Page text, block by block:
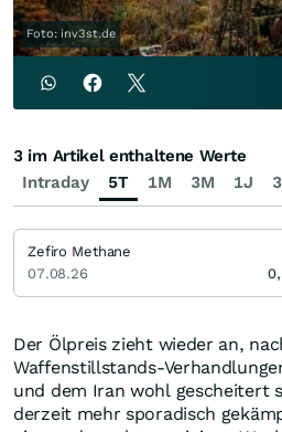
Foto: inv3st.de
Der Ölpreis zieht wieder an,
Waffenstillstands-
und dem Iran wohl gescheitert
derzeit mehr sporadisch
Intraday 5T 1M 3M 1J
3 im Artikel enthaltene Werte
Zefiro Methane
07.08.26